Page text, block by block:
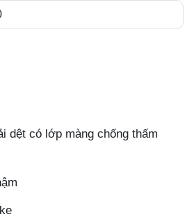
dệt có lớp màng chống thấm